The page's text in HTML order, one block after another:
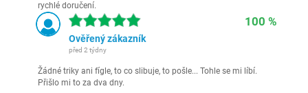
rychlé doručení.
100 %
Ověřený zákazník
před 2 týdny
Žádné triky ani fígle, to co slibuje, to pošle... Tohle se mi líbí.
Přišlo mi to za dva dny.